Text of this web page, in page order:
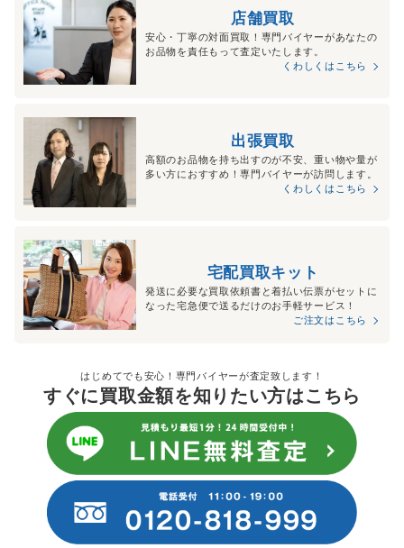
店舗買取
安心・丁寧の対面買取！専門バイヤーがあなたの
お品物を責任もって査定いたします。
くわしくはこちら
出張買取
高額のお品物を持ち出すのが不安、重い物や量が
多い方におすすめ！専門バイヤーが訪問します。
くわしくはこちら
宅配買取キット
発送に必要な買取依頼書と着払い伝票がセットに
なった宅急便で送るだけのお手軽サービス！
ご注文はこちら
はじめてでも安心！専門バイヤーが査定致します！
すぐに買取金額を知りたい方はこちら